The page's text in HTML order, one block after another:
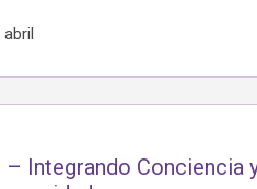
abril
– Integrando Conciencia